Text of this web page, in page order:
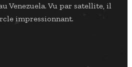
Venezuela. Vu par satellite, il
impressionnant.